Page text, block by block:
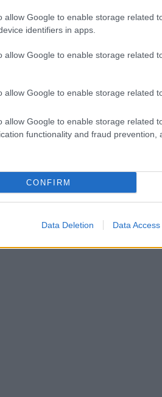
allow Google to enable storage related
identifiers in apps.
allow Google to enable storage related
allow Google to enable storage related
allow Google to enable storage related
functionality and fraud prevention,
CONFIRM
Data Deletion Data Access
usa box office: új
ellenőrzi. Kifogás esetén forduljon a blog
Facebookkal